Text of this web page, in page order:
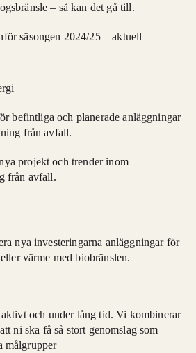
– så kan det gå till.
säsongen 2024/25 – aktuell
befintliga och planerade anläggningar
från avfall.
projekt och trender inom
från avfall.
nya investeringarna anläggningar för
värme med biobränslen.
och under lång tid. Vi kombinerar
ni ska få så stort genomslag som
målgrupper